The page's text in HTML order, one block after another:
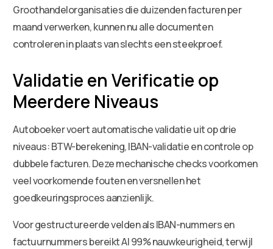
Groothandelorganisaties die duizenden facturen per
maand verwerken, kunnen nu alle documenten
controleren in plaats van slechts een steekproef.
Validatie en Verificatie op
Meerdere Niveaus
Autoboeker voert automatische validatie uit op drie
niveaus: BTW-berekening, IBAN-validatie en controle op
dubbele facturen. Deze mechanische checks voorkomen
veel voorkomende fouten en versnellen het
goedkeuringsproces aanzienlijk.
Voor gestructureerde velden als IBAN-nummers en
factuurnummers bereikt AI 99% nauwkeurigheid, terwijl